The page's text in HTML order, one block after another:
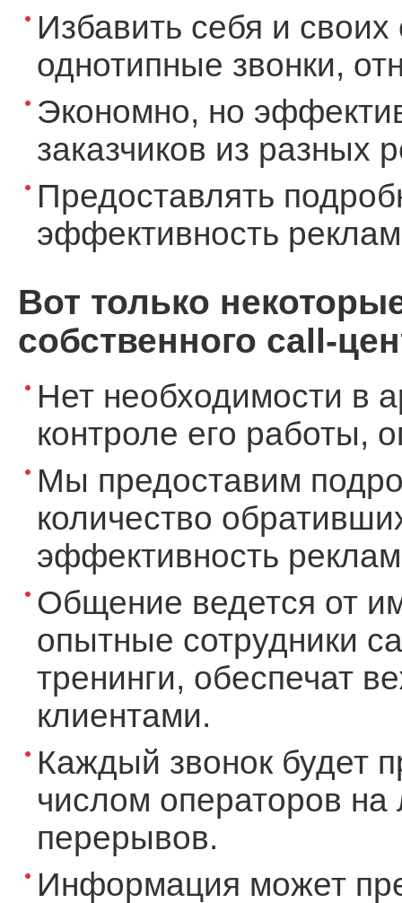
Избавить себя и своих
однотипные звонки,
Экономно, но
заказчиков из разных
Предоставлять
эффективность
Вот только
собственного call-
Нет необходимости в
контроле его работы,
Мы предоставим
количество
эффективность
Общение ведется от
опытные сотрудники
тренинги, обеспечат
клиентами.
Каждый звонок будет
числом операторов на
перерывов.
Информация может